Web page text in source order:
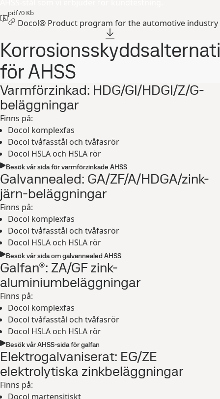
pdf70 Kb
Docol® Product program for the automotive industry
för AHSS
Varmförzinkad: HDG/GI/HDGI/Z/G-
beläggningar
Finns på:
Docol komplexfas
Docol tvåfasstål och tvåfasrör
Docol HSLA och HSLA rör
Besök vår sida för varmförzinkade AHSS
Galvannealed: GA/ZF/A/HDGA/zink-
järn-beläggningar
Finns på:
Docol komplexfas
Docol tvåfasstål och tvåfasrör
Docol HSLA och HSLA rör
Besök vår sida om galvannealed AHSS
Galfan®: ZA/GF zink-
aluminiumbeläggningar
Finns på:
Docol komplexfas
Docol tvåfasstål och tvåfasrör
Docol HSLA och HSLA rör
Besök vår AHSS-sida för galfan
Elektrogalvaniserat: EG/ZE
elektrolytiska zinkbeläggningar
Finns på:
Docol martensitiskt